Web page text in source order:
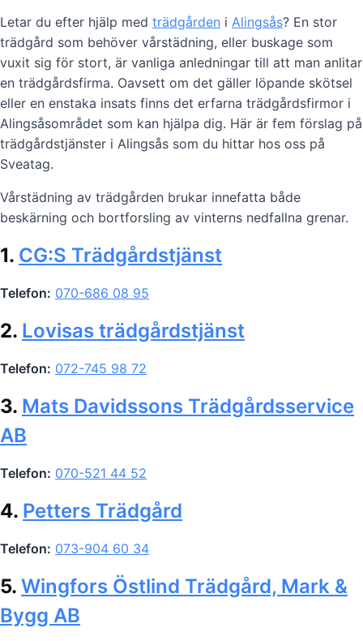
Letar du efter hjälp med trädgården i Alingsås? En stor
trädgård som behöver vårstädning, eller buskage som
vuxit sig för stort, är vanliga anledningar till att man anlitar
en trädgårdsfirma. Oavsett om det gäller löpande skötsel
eller en enstaka insats finns det erfarna trädgårdsfirmor i
Alingsåsområdet som kan hjälpa dig. Här är fem förslag på
trädgårdstjänster i Alingsås som du hittar hos oss på
Sveatag.
Vårstädning av trädgården brukar innefatta både
beskärning och bortforsling av vinterns nedfallna grenar.
1. CG:S Trädgårdstjänst
Telefon: 070-686 08 95
2. Lovisas trädgårdstjänst
Telefon: 072-745 98 72
3. Mats Davidssons Trädgårdsservice
AB
Telefon: 070-521 44 52
4. Petters Trädgård
Telefon: 073-904 60 34
5. Wingfors Östlind Trädgård, Mark &
Bygg AB